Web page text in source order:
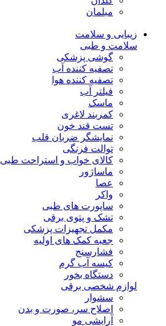
مبلمان
زیبایی و سلامت
سلامت و طبی
گوشی پزشکی
تصفیه کننده آب
تصفیه کننده هوا
فیلتر آب
ماسک
کمربند لاغری
تست قند خون
نمایشگر ضربان قلب
توالت فرنگی
کالای خواب و استراحت طبی
ماساژور
عصا
واکر
ساپورت های طبی
تشک و پتوی برقی
مکمل تجهیزات پزشکی
جعبه کمک های اولیه
فشارسنج
کیسه آب گرم
دستگاه بخور
لوازم شخصی برقی
سشوار
اصلاح سر، صورت و بدن
آرایشی مو